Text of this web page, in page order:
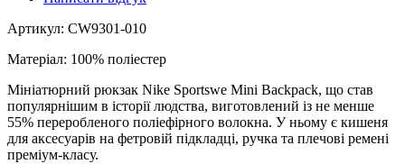
Артикул: CW9301-010
Матеріал: 100% поліестер
Мініатюрний рюкзак Nike Sportswe Mini Backpack, що став
популярнішим в історії людства, виготовлений із не менше
55% переробленого поліефірного волокна. У ньому є кишеня
для аксесуарів на фетровій підкладці, ручка та плечові ремені
преміум-класу.